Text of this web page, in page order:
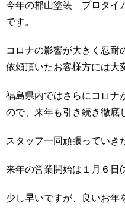
今年の郡山塗装 プロタイ
です。
コロナの影響が大きく忍耐
依頼頂いたお客様方には大
福島県内ではさらにコロナ
ので、来年も引き続き徹底
スタッフ一同頑張っていき
来年の営業開始は１月６日(
少し早いですが、良いお年